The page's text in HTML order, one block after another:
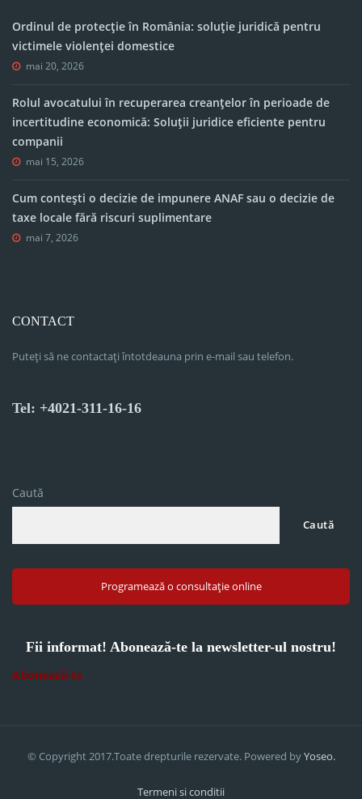
Ordinul de protecție în România: soluție juridică pentru
victimele violenței domestice
mai 20, 2026
Rolul avocatului în recuperarea creanțelor în perioade de
incertitudine economică: Soluții juridice eficiente pentru
companii
mai 15, 2026
Cum contești o decizie de impunere ANAF sau o decizie de
taxe locale fără riscuri suplimentare
mai 7, 2026
CONTACT
Puteți să ne contactați întotdeauna prin e-mail sau telefon.
Tel: +4021-311-16-16
Caută
Caută
Programează o consultație online
Fii informat! Abonează-te la newsletter-ul nostru!
Abonează-te
© Copyright 2017.Toate drepturile rezervate. Powered byYoseo.
Termeni si conditii